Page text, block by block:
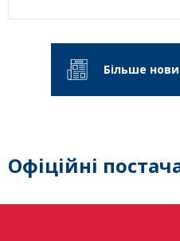
Більше
Офіційні